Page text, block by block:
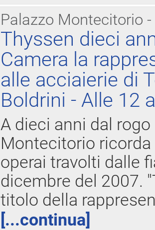
Palazzo Montecitorio
Thyssen dieci
Camera la
alle acciaierie di
Boldrini - Alle 12
A dieci anni dal
Montecitorio
operai travolti dalle
dicembre del 2007.
titolo della
[...continua]